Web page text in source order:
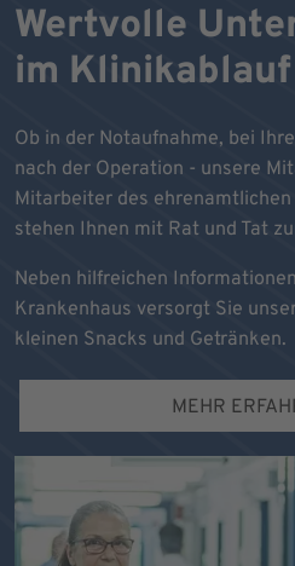
Wertvolle
im Klinikablauf
Ob in der Notaufnahme, bei
nach der Operation - unsere
Mitarbeiter des
stehen Ihnen mit Rat und Tat
Neben hilfreichen
Krankenhaus versorgt Sie
kleinen Snacks und Getränken.
MEHR